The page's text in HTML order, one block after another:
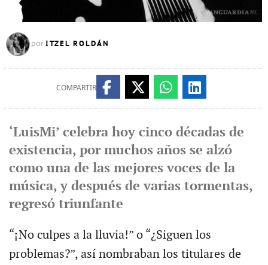
por ITZEL ROLDÁN
COMPARTIR
‘LuisMi’ celebra hoy cinco décadas de
existencia, por muchos años se alzó
como una de las mejores voces de la
música, y después de varias tormentas,
regresó triunfante
“¡No culpes a la lluvia!” o “¿Siguen los
problemas?”, así nombraban los titulares de